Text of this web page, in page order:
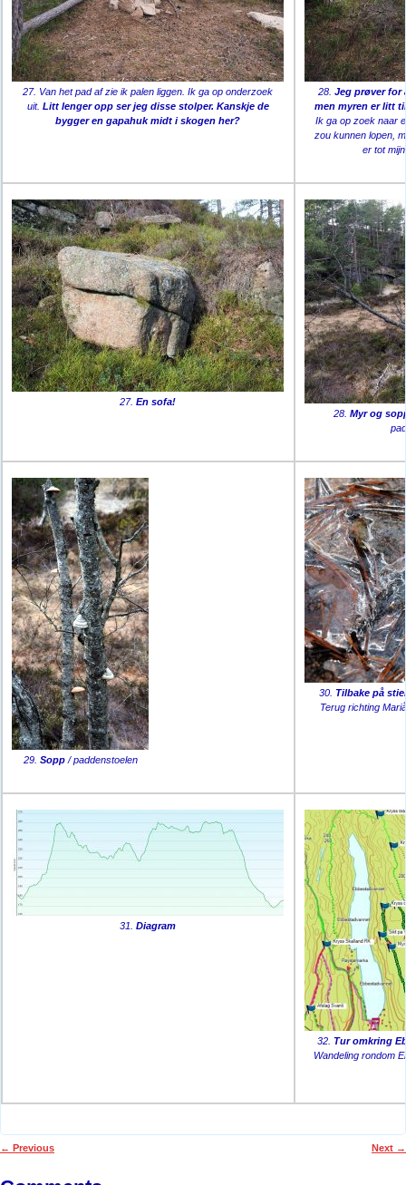
27. Van het pad af zie ik palen liggen. Ik ga op onderzoek
uit. Litt lenger opp ser jeg disse stolper. Kanskje de
bygger en gapahuk midt i skogen her?
28.Jeg prøver for
men myren er litt
Ik ga op zoek naar
zou kunnen lopen,
er tot
27.En sofa!
28.Myr og
29. Sopp/ paddenstoelen
30. Tilbake på
Terug richting
31.Diagram
32. Tur omkring
Wandeling rondom
← Previous Next →